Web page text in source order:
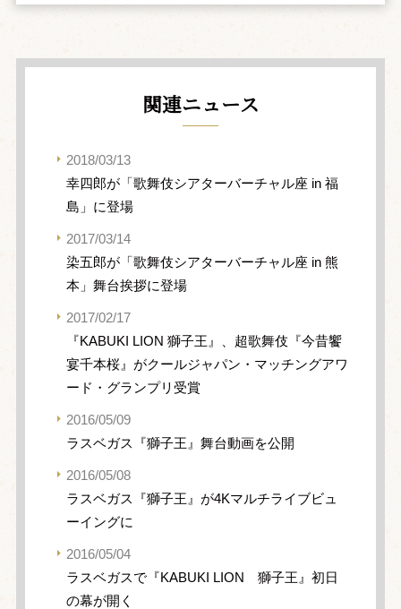
関連ニュース
2018/03/13
幸四郎が「歌舞伎シアターバーチャル座 in 福
島」に登場
2017/03/14
染五郎が「歌舞伎シアターバーチャル座 in 熊
本」舞台挨拶に登場
2017/02/17
『KABUKI LION 獅子王』、超歌舞伎『今昔饗
宴千本桜』がクールジャパン・マッチングアワ
ード・グランプリ受賞
2016/05/09
ラスベガス『獅子王』舞台動画を公開
2016/05/08
ラスベガス『獅子王』が4Kマルチライブビュ
ーイングに
2016/05/04
ラスベガスで『KABUKI LION 獅子王』初日
の幕が開く